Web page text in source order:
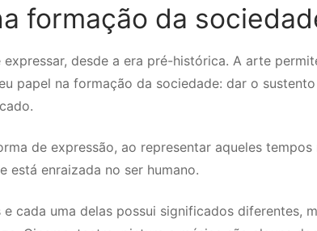
formação da
desde a era pré-histórica. A arte
papel na formação da sociedade: dar o
de expressão, ao representar aqueles tempos
está enraizada no ser humano.
cada uma delas possui significados diferentes,